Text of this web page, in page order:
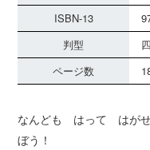
ISBN-13
判型
ページ数
なんども はって はがせ
ぼう！